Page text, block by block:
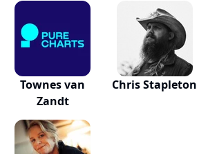
Townes van
Zandt
Chris Stapleton